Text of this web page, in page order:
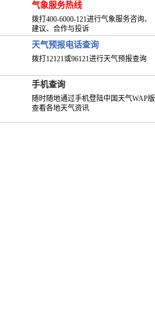
气象服务热线
拨打400-6000-121进行气象服务咨询、
建议、合作与投诉
天气预报电话查询
拨打12121或96121进行天气预报查询
手机查询
随时随地通过手机登陆中国天气WAP版
查看各地天气资讯